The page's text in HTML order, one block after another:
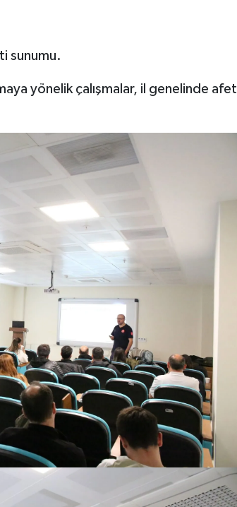
sunumu.
yönelik çalışmalar, il genelinde afet